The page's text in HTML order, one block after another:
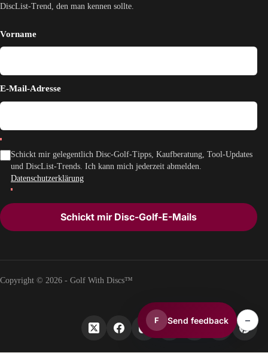
DiscList-Trend, den man kennen sollte.
Vorname
E-Mail-Adresse
Schickt mir gelegentlich Disc-Golf-Tipps, Kaufberatung, Tool-Updates
und DiscList-Trends. Ich kann mich jederzeit abmelden.
Datenschutzerklärung
Schickt mir Disc-Golf-E-Mails
Copyright © 2026 - Golf With Discs™
F Send feedback –